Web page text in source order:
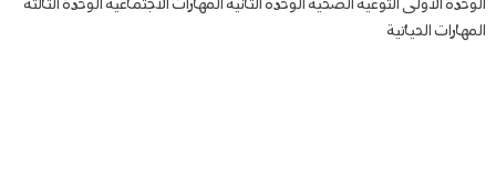
الوحدة الاولى التوعية الصحية الوحدة الثانية المهارات الاجتماعية الوحدة الثالثة
المهارات الحياتية